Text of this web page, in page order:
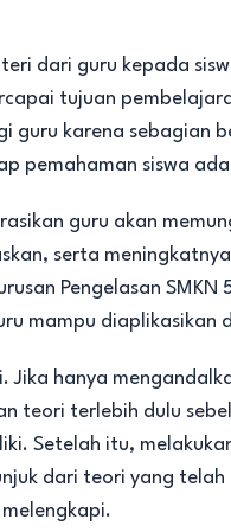
dari guru kepada
tujuan
guru karena sebagian
pemahaman siswa
guru akan
serta
Pengelasan SMKN
mampu diaplikasikan
hanya
teori terlebih dulu
Setelah itu,
dari teori yang